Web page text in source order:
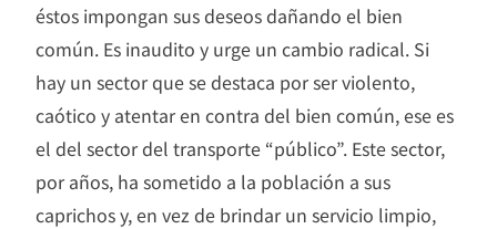
éstos impongan sus deseos dañando el bien
común. Es inaudito y urge un cambio radical. Si
hay un sector que se destaca por ser violento,
caótico y atentar en contra del bien común, ese es
el del sector del transporte “público”. Este sector,
por años, ha sometido a la población a sus
caprichos y, en vez de brindar un servicio limpio,